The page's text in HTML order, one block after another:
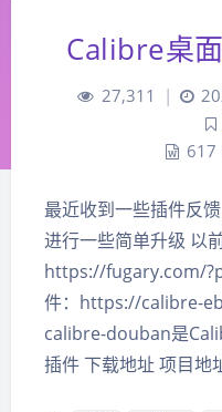
Calibre桌
27,311 |
617
最近收到一些插件反
进行一些简单升级 以
https://fugary.com/
件：https://calibre-
calibre-douban是
插件 下载地址 项目